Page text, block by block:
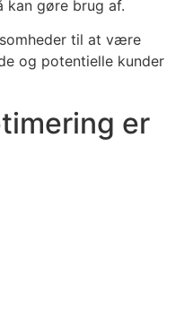
kan gøre brug af.
til at være
og potentielle kunder
er